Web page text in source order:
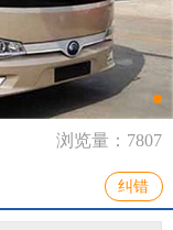
浏览量：7807
纠错